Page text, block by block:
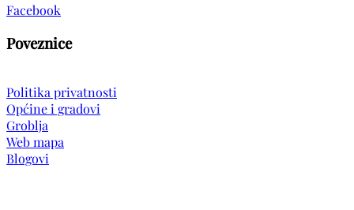
Facebook
Poveznice
Politika privatnosti
Općine i gradovi
Groblja
Web mapa
Blogovi